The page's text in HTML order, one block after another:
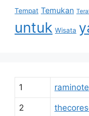
Tempat Temukan
untuk Wisata
1
2